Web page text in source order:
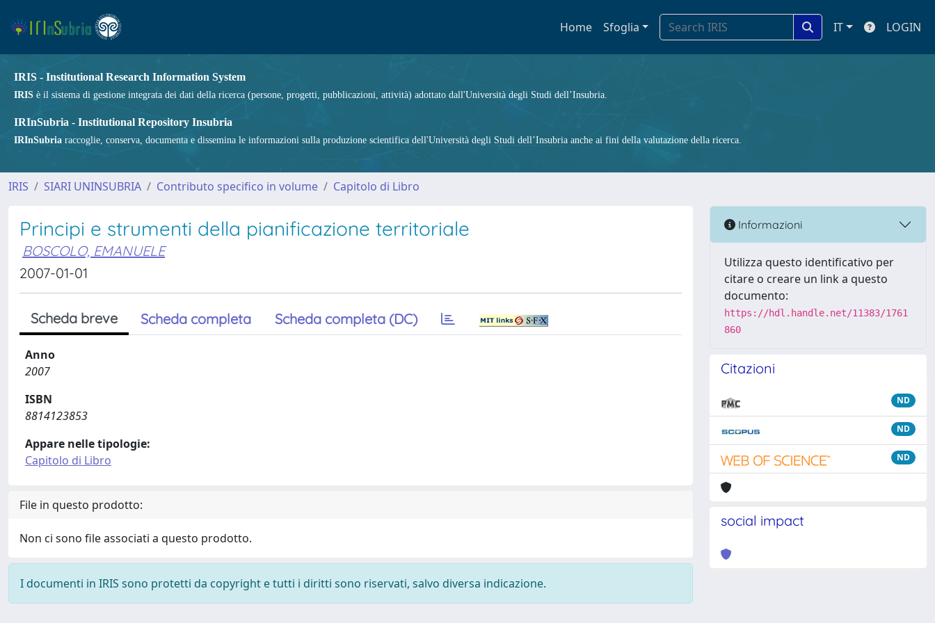
Home Sfoglia IT LOGIN
IRIS - Institutional Research Information System
IRIS è il sistema di gestione integrata dei dati della ricerca (persone, progetti, pubblicazioni, attività) adottato dall'Università degli Studi dell’Insubria.
IRInSubria - Institutional Repository Insubria
IRInSubria raccoglie, conserva, documenta e dissemina le informazioni sulla produzione scientifica dell'Università degli Studi dell’Insubria anche ai fini della valutazione della ricerca.
IRIS SIARI UNINSUBRIA Contributo specifico in volume Capitolo di Libro
Principi e strumenti della pianificazione territoriale
BOSCOLO, EMANUELE
2007-01-01
Scheda breve Scheda completa Scheda completa (DC)
Anno
2007
ISBN
8814123853
Appare nelle tipologie:
Capitolo di Libro
File in questo prodotto:
Non ci sono file associati a questo prodotto.
I documenti in IRIS sono protetti da copyright e tutti i diritti sono riservati, salvo diversa indicazione.
Informazioni
Utilizza questo identificativo per
citare o creare un link a questo
documento:
https://hdl.handle.net/11383/1761
860
Citazioni
ND
ND
ND
social impact